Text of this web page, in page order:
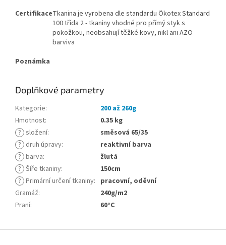
CertifikaceTkanina je vyrobena dle standardu Ökotex Standard
100 třída 2 - tkaniny vhodné pro přímý styk s
pokožkou, neobsahují těžké kovy, nikl ani AZO
barviva
Poznámka
Doplňkové parametry
Kategorie:
200 až 260g
Hmotnost:
0.35 kg
? složení:
směsová 65/35
? druh úpravy:
reaktivní barva
? barva:
žlutá
? Šíře tkaniny:
150cm
? Primární určení tkaniny: pracovní, oděvní
Gramáž:
240g/m2
Praní: 60°C